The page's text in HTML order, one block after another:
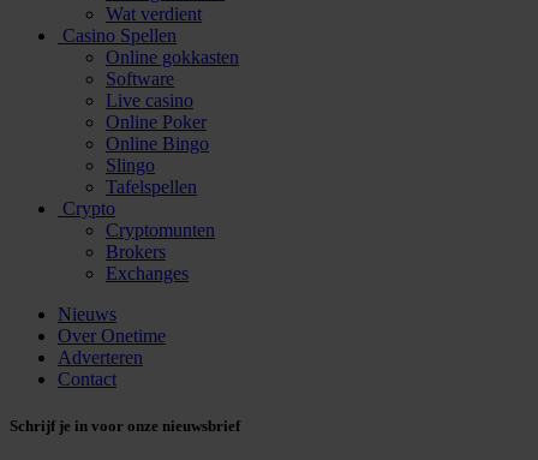
Wat verdient
Casino Spellen
Online gokkasten
Software
Live casino
Online Poker
Online Bingo
Slingo
Tafelspellen
Crypto
Cryptomunten
Brokers
Exchanges
Nieuws
Over Onetime
Adverteren
Contact
Schrijf je in voor onze nieuwsbrief